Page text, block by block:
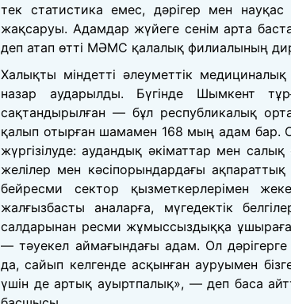
тек статистика емес, дәрігер мен
жақсаруы. Адамдар жүйеге сенім арта
деп атап өтті МӘМС қалалық филиалының
Халықты міндетті әлеуметтік
назар аударылды. Бүгінде Шымкент
сақтандырылған — бұл республикалық
қалып отырған шамамен 168 мың адам бар.
жүргізілуде: аудандық әкіматтар мен
желілер мен кәсіпорындардағы
бейресми сектор қызметкерлерімен
жалғызбасты аналарға, мүгедектік
салдарынан ресми жұмыссыздыққа
— тәуекел аймағындағы адам. Ол
да, сайып келгенде асқынған ауруымен
үшін де артық ауыртпалық», — деп баса